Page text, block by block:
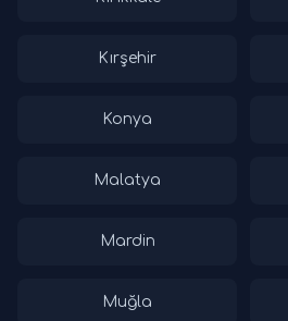
Kırşehir
Konya
Malatya
Mardin
Muğla